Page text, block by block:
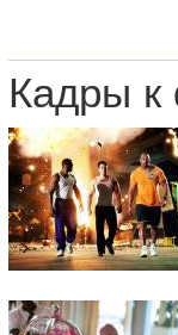
Кадры